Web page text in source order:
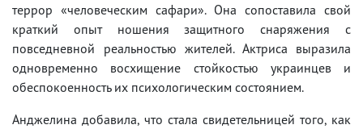
террор «человеческим сафари». Она сопоставила свой
краткий опыт ношения защитного снаряжения с
повседневной реальностью жителей. Актриса выразила
одновременно восхищение стойкостью украинцев и
обеспокоенность их психологическим состоянием.
Анджелина добавила, что стала свидетельницей того, как